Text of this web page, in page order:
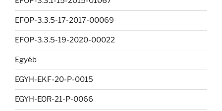
EFOP-3.3.5-17-2017-00069
EFOP-3.3.5-19-2020-00022
Egyéb
EGYH-EKF-20-P-0015
EGYH-EOR-21-P-0066